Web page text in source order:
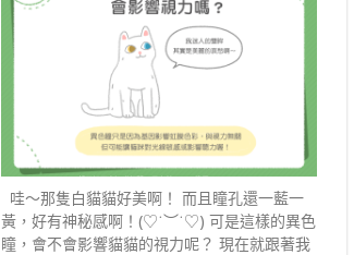
哇～那隻白貓貓好美啊！ 而且瞳孔還一藍一
黃，好有神秘感啊！(♡˙︶˙♡) 可是這樣的異色
瞳，會不會影響貓貓的視力呢？ 現在就跟著我